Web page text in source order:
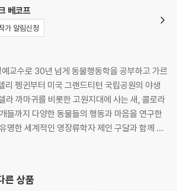
베코프
가 알림신청
교수로 30년 넘게 동물행동학을 공부하고 가르
리 펭귄부터 미국 그랜드티턴 국립공원의 야생
라 까마귀를 비롯한 고원지대에 사는 새, 콜로라
들까지 다양한 동물들의 행동과 마음을 연구한
명한 세계적인 영장류학자 제인 구달과 함께 동
리를 위한 동물행동학자들’을 공동 설립했다. 20
분야에 대한 장기간의 공로를 인정받아 동물행
프로그램의 대사직도 맡고 있
른 상품